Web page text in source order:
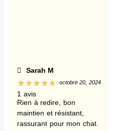
Sarah M
1 avis
octobre 20, 2024
Rien à redire, bon
maintien et résistant,
rassurant pour mon chat.